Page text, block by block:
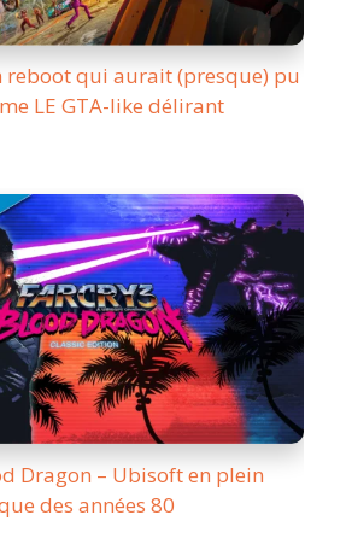
reboot qui aurait (presque) pu
LE GTA-like délirant
Dragon – Ubisoft en plein
des années 80